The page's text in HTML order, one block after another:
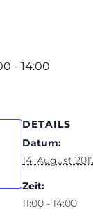
- 14:00
DETAILS
Datum:
14. August
Zeit:
11:00 - 14:00